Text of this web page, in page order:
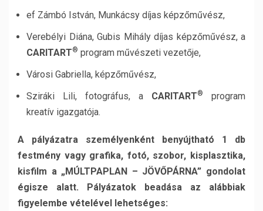
ef Zámbó István, Munkácsy díjas képzőművész,
Verebélyi Diána, Gubis Mihály díjas képzőművész, a
CARITART® program művészeti vezetője,
Városi Gabriella, képzőművész,
Sziráki Lili, fotográfus, a CARITART®
program
kreatív igazgatója.
A pályázatra személyenként benyújtható 1 db
festmény vagy grafika, fotó, szobor, kisplasztika,
kisfilm a „MÚLTPAPLAN – JÖVŐPÁRNA” gondolat
égisze alatt. Pályázatok beadása az alábbiak
figyelembe vételével lehetséges: